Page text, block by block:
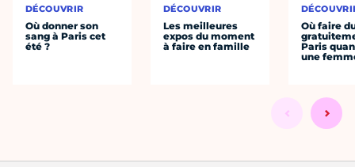
DÉCOUVRIR
Où donner son
sang à Paris cet
été ?
DÉCOUVRIR
Les meilleures
expos du moment
à faire en famille
Où faire
Paris
une